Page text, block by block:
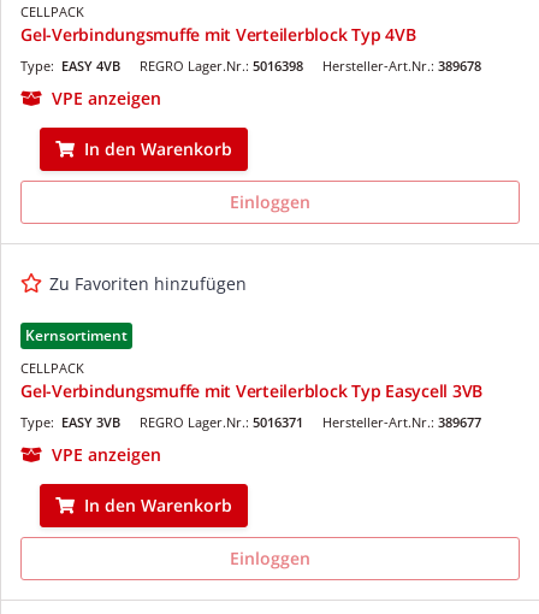
CELLPACK
Gel-Verbindungsmuffe mit Verteilerblock Typ 4VB
REGRO Lager.Nr.: 5016398
Type: EASY 4VB Hersteller-Art.Nr.: 389678
VPE anzeigen
In den Warenkorb
Einloggen
Zu Favoriten hinzufügen
Kernsortiment
CELLPACK
Gel-Verbindungsmuffe mit Verteilerblock Typ Easycell 3VB
REGRO Lager.Nr.: 5016371
Type: EASY 3VB Hersteller-Art.Nr.: 389677
VPE anzeigen
In den Warenkorb
Einloggen